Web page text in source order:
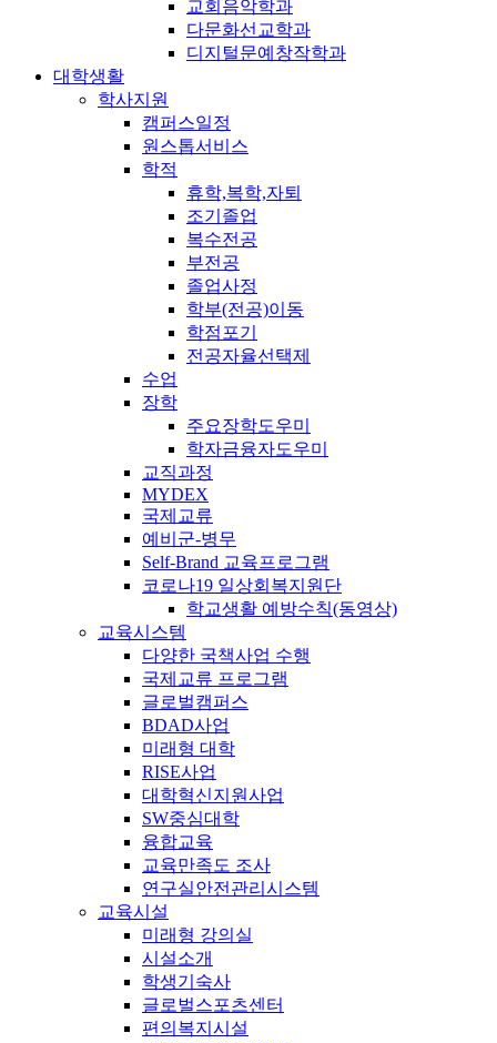
교회음악학과
다문화선교학과
디지털문예창작학과
대학생활
학사지원
캠퍼스일정
원스톱서비스
학적
휴학,복학,자퇴
조기졸업
복수전공
부전공
졸업사정
학부(전공)이동
학점포기
전공자율선택제
수업
장학
주요장학도우미
학자금융자도우미
교직과정
MYDEX
국제교류
예비군-병무
Self-Brand 교육프로그램
코로나19 일상회복지원단
학교생활 예방수칙(동영상)
교육시스템
다양한 국책사업 수행
국제교류 프로그램
글로벌캠퍼스
BDAD사업
미래형 대학
RISE사업
대학혁신지원사업
SW중심대학
융합교육
교육만족도 조사
연구실안전관리시스템
교육시설
미래형 강의실
시설소개
학생기숙사
글로벌스포츠센터
편의복지시설